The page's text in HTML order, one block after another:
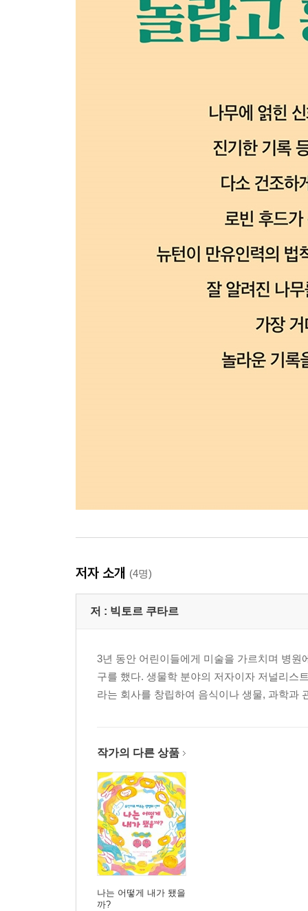
저자 소개 (4명)
저 : 빅토르 쿠타르
3년 동안 어린이들에게 미술을 가르치며 병
구를 했다. 생물학 분야의 저자이자 저널리스
라는 회사를 창립하여 음식이나 생물, 과학과
작가의 다른 상품
나는 어떻게 내가 됐을
까?